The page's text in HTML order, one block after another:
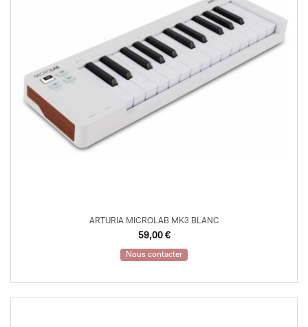
ARTURIA MICROLAB MK3 BLANC
59,00 €
Nous contacter